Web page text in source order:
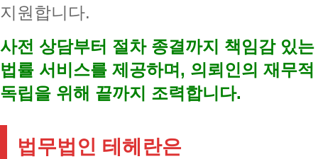
지원합니다.
사전 상담부터 절차 종결까지 책임감 있는
법률 서비스를 제공하며, 의뢰인의 재무적
독립을 위해 끝까지 조력합니다.
법무법인 테헤란은